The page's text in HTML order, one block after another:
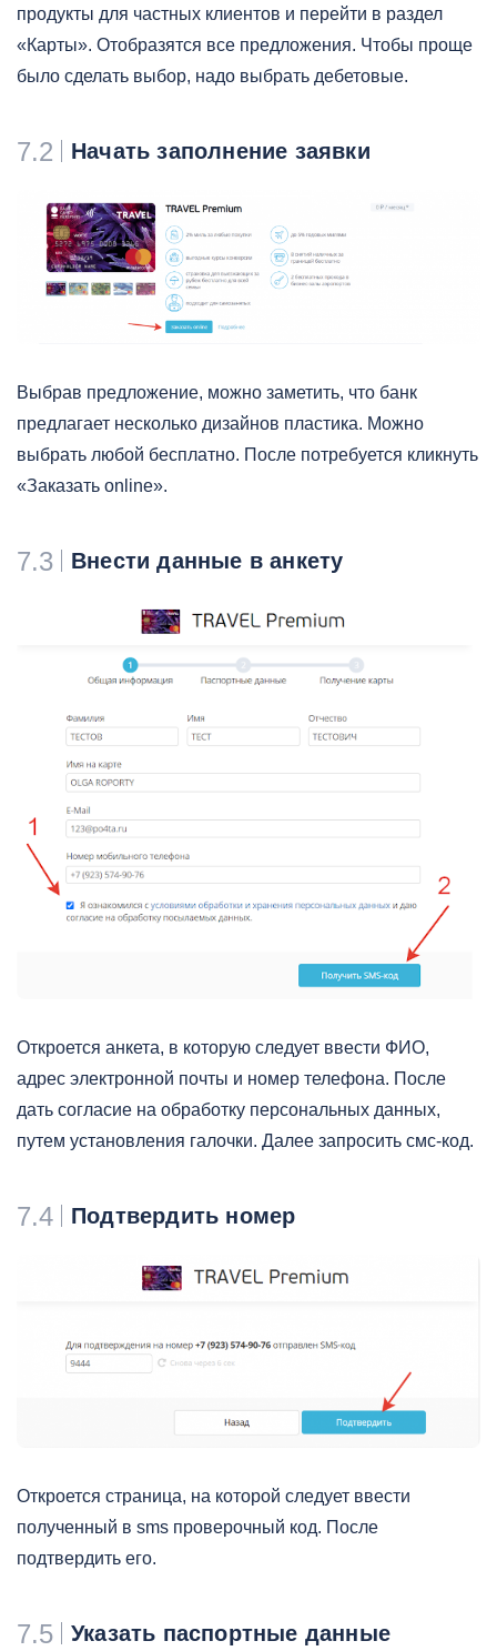
продукты для частных клиентов и перейти в раздел
«Карты». Отобразятся все предложения. Чтобы проще
было сделать выбор, надо выбрать дебетовые.
7.2 Начать заполнение заявки
Выбрав предложение, можно заметить, что банк
предлагает несколько дизайнов пластика. Можно
выбрать любой бесплатно. После потребуется кликнуть
«Заказать online».
7.3 Внести данные в анкету
Откроется анкета, в которую следует ввести ФИО,
адрес электронной почты и номер телефона. После
дать согласие на обработку персональных данных,
путем установления галочки. Далее запросить смс-код.
7.4 Подтвердить номер
Откроется страница, на которой следует ввести
полученный в sms проверочный код. После
подтвердить его.
7.5 Указать паспортные данные